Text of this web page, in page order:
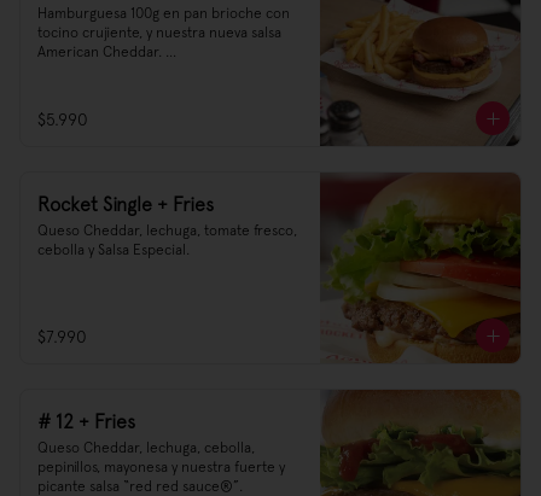
Hamburguesa 100g en pan brioche con
tocino crujiente, y nuestra nueva salsa
American Cheddar.
de USA, Texas se reconoce por la calidad
de su carne y sus recetas, donde
$5.990
Rocket Single + Fries
Queso Cheddar, lechuga, tomate fresco,
cebolla y Salsa Especial.
$7.990
# 12 + Fries
Queso Cheddar, lechuga, cebolla,
pepinillos, mayonesa y nuestra fuerte y
picante salsa “red red sauce®”.